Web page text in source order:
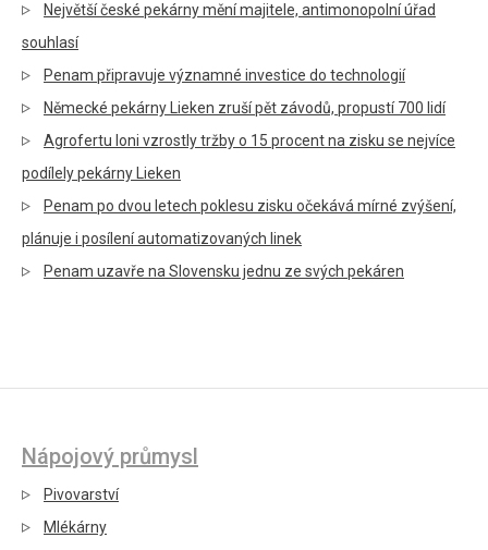
Největší české pekárny mění majitele, antimonopolní úřad
souhlasí
Penam připravuje významné investice do technologií
Německé pekárny Lieken zruší pět závodů, propustí 700 lidí
Agrofertu loni vzrostly tržby o 15 procent na zisku se nejvíce
podílely pekárny Lieken
Penam po dvou letech poklesu zisku očekává mírné zvýšení,
plánuje i posílení automatizovaných linek
Penam uzavře na Slovensku jednu ze svých pekáren
Nápojový průmysl
Pivovarství
Mlékárny